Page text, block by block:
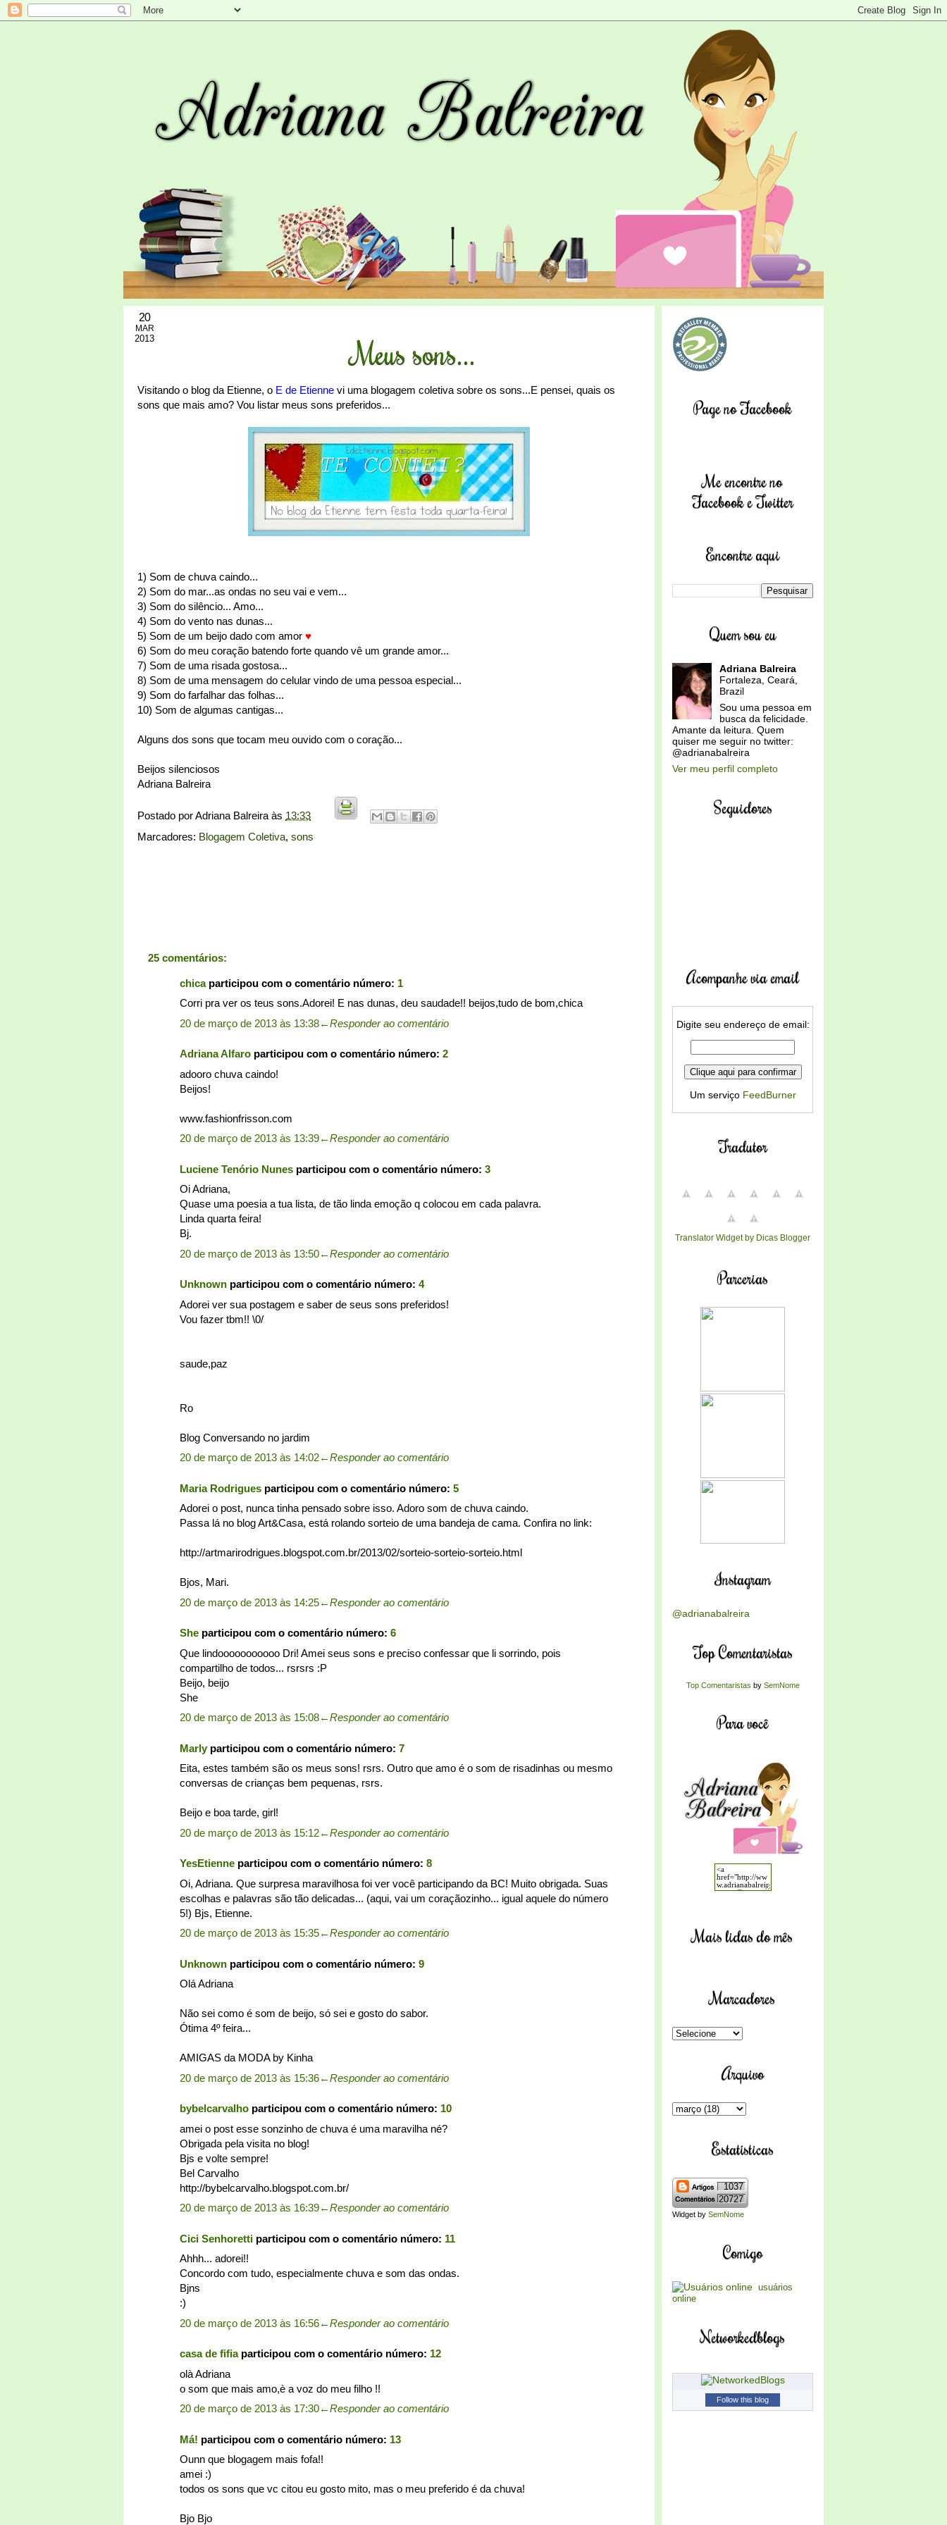
20
MAR
2013 Meus sons...
Visitando o blog da Etienne, o E de Etienne vi uma blogagem coletiva sobre os sons...E pensei, quais os
sons que mais amo? Vou listar meus sons preferidos...
1) Som de chuva caindo...
2) Som do mar...as ondas no seu vai e vem...
3) Som do silêncio... Amo...
4) Som do vento nas dunas...
5) Som de um beijo dado com amor ♥
6) Som do meu coração batendo forte quando vê um grande amor...
7) Som de uma risada gostosa...
8) Som de uma mensagem do celular vindo de uma pessoa especial...
9) Som do farfalhar das folhas...
10) Som de algumas cantigas...
Alguns dos sons que tocam meu ouvido com o coração...
Beijos silenciosos
Adriana Balreira
Postado porAdriana Balreira às 13:33
Marcadores: Blogagem Coletiva, sons
25 comentários:
chicaparticipou com o comentário número: 1
Corri pra ver os teus sons.Adorei! E nas dunas, deu saudade!! beijos,tudo de bom,chica
20 de março de 2013 às 13:38←Responder ao comentário
Adriana Alfaro participou com o comentário número: 2
adooro chuva caindo!
Beijos!
www.fashionfrisson.com
20 de março de 2013 às 13:39←Responder ao comentário
Luciene Tenório Nunes participou com o comentário número: 3
Oi Adriana,
Quase uma poesia a tua lista, de tão linda emoção q colocou em cada palavra.
Linda quarta feira!
Bj.
20 de março de 2013 às 13:50←Responder ao comentário
Unknown participou com o comentário número: 4
Adorei ver sua postagem e saber de seus sons preferidos!
Vou fazer tbm!! \0/
saude,paz
Ro
Blog Conversando no jardim
20 de março de 2013 às 14:02←Responder ao comentário
Maria Rodrigues participou com o comentário número: 5
Adorei o post, nunca tinha pensado sobre isso. Adoro som de chuva caindo.
Passa lá no blog Art&Casa, está rolando sorteio de uma bandeja de cama. Confira no link:
http://artmarirodrigues.blogspot.com.br/2013/02/sorteio-sorteio-sorteio.html
Bjos, Mari.
20 de março de 2013 às 14:25←Responder ao comentário
She participou com o comentário número: 6
Que lindooooooooooo Dri! Amei seus sons e preciso confessar que li sorrindo, pois
compartilho de todos... rsrsrs :P
Beijo, beijo
She
20 de março de 2013 às 15:08←Responder ao comentário
Marlyparticipou com o comentário número: 7
Eita, estes também são os meus sons! rsrs. Outro que amo é o som de risadinhas ou mesmo
conversas de crianças bem pequenas, rsrs.
Beijo e boa tarde, girl!
20 de março de 2013 às 15:12←Responder ao comentário
YesEtienne participou com o comentário número: 8
Oi, Adriana. Que surpresa maravilhosa foi ver você participando da BC! Muito obrigada. Suas
escolhas e palavras são tão delicadas... (aqui, vai um coraçãozinho... igual aquele do número
5!) Bjs, Etienne.
20 de março de 2013 às 15:35←Responder ao comentário
Unknown participou com o comentário número: 9
Olá Adriana
Não sei como é som de beijo, só sei e gosto do sabor.
Ótima 4º feira...
AMIGAS da MODA by Kinha
20 de março de 2013 às 15:36←Responder ao comentário
bybelcarvalho participou com o comentário número: 10
amei o post esse sonzinho de chuva é uma maravilha né?
Obrigada pela visita no blog!
Bjs e volte sempre!
Bel Carvalho
http://bybelcarvalho.blogspot.com.br/
20 de março de 2013 às 16:39←Responder ao comentário
Cici Senhoretti participou com o comentário número: 11
Ahhh... adorei!!
Concordo com tudo, especialmente chuva e som das ondas.
Bjns
:)
20 de março de 2013 às 16:56←Responder ao comentário
casa de fifiaparticipou com o comentário número: 12
olà Adriana
o som que mais amo,è a voz do meu filho !!
20 de março de 2013 às 17:30←Responder ao comentário
Má! participou com o comentário número: 13
Ounn que blogagem mais fofa!!
amei :)
todos os sons que vc citou eu gosto mito, mas o meu preferido é da chuva!
Bjo Bjo
Page no Facebook
Me encontre no
Facebook e Twitter
Encontre aqui
Quem sou eu
Adriana Balreira
Fortaleza, Ceará,
Brazil
Sou uma pessoa em
busca da felicidade.
Amante da leitura. Quem
quiser me seguir no twitter:
@adrianabalreira
Ver meu perfil completo
Seguidores
Acompanhe via email
Digite seu endereço de email:
Um serviço FeedBurner
Tradutor
Translator Widget by Dicas Blogger
Parcerias
Instagram
@adrianabalreira
Top Comentaristas
Top Comentaristas by SemNome
Para você
Mais lidas do mês
Marcadores
Arquivo
Estatísticas
1037
20727
Widget by SemNome
Comigo
usuários
online
Networkedblogs
Follow this blog